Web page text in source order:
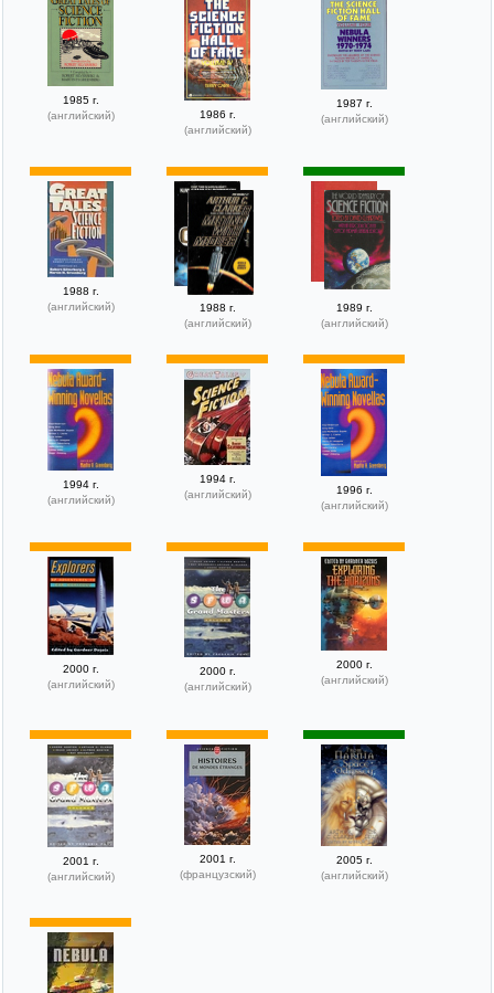
1985 г.
(английский)
1986 г.
(английский)
1987 г.
(английский)
1988 г.
(английский)
1988 г.
(английский)
1989 г.
(английский)
1994 г.
(английский)
1994 г.
(английский)
1996 г.
(английский)
2000 г.
(английский)
2000 г.
(английский)
2000 г.
(английский)
2001 г.
(английский)
2001 г.
(французский)
2005 г.
(английский)